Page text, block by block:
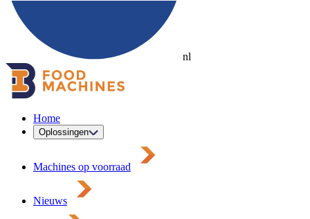
nl
Home
Oplossingen
Machines op voorraad
Nieuws